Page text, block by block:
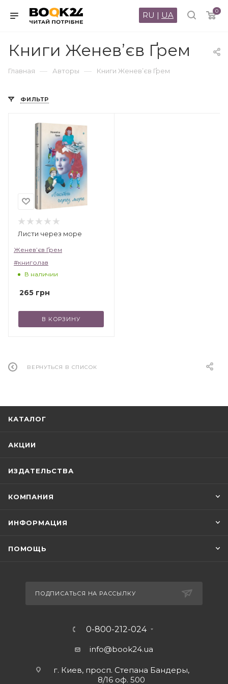
0
RU | UA
Книги Женев’єв Ґрем
Главная — Авторы — Книги Женев’єв Ґрем
ФИЛЬТР
Листи через море
Женев’єв Ґрем
#книголав
В наличии
265 грн
В КОРЗИНУ
ВЕРНУТЬСЯ В СПИСОК
КАТАЛОГ
АКЦИИ
ИЗДАТЕЛЬСТВА
КОМПАНИЯ
ИНФОРМАЦИЯ
ПОМОЩЬ
ПОДПИСАТЬСЯ НА РАССЫЛКУ
0-800-212-024
info@book24.ua
г. Киев, просп. Степана Бандеры,
8/16 оф. 500